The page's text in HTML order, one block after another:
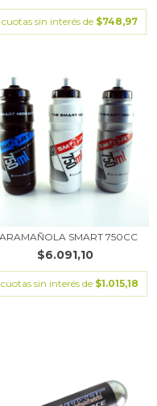
cuotas sin interés de $748,97
SMART 750CC
$6.091,10
cuotas sin interés de $1.015,18